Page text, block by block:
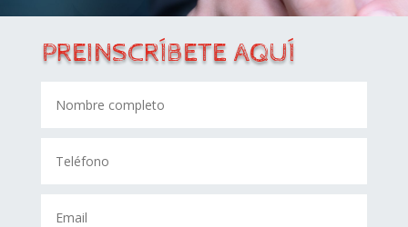
PREINSCRÍBETE AQUÍ